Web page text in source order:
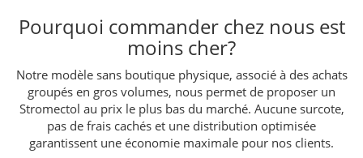
Pourquoi commander chez nous est
moins cher?
Notre modèle sans boutique physique, associé à des achats
groupés en gros volumes, nous permet de proposer un
Stromectol au prix le plus bas du marché. Aucune surcote,
pas de frais cachés et une distribution optimisée
garantissent une économie maximale pour nos clients.